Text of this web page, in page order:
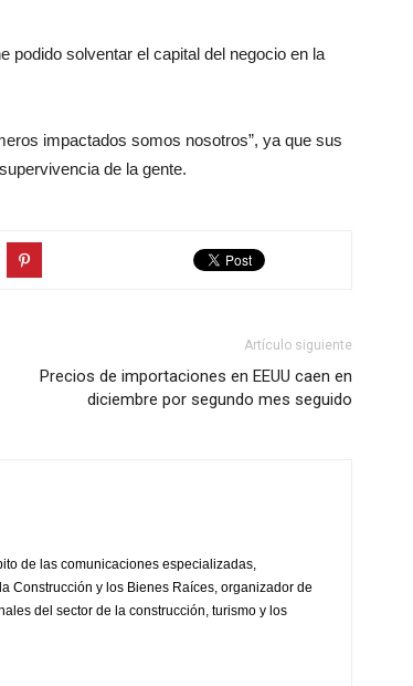
podido solventar el capital del negocio en la
impactados somos nosotros”, ya que sus
de la gente.
Artículo siguiente
Precios de importaciones en EEUU caen en
diciembre por segundo mes seguido
de las comunicaciones especializadas,
Construcción y los Bienes Raíces, organizador de
del sector de la construcción, turismo y los